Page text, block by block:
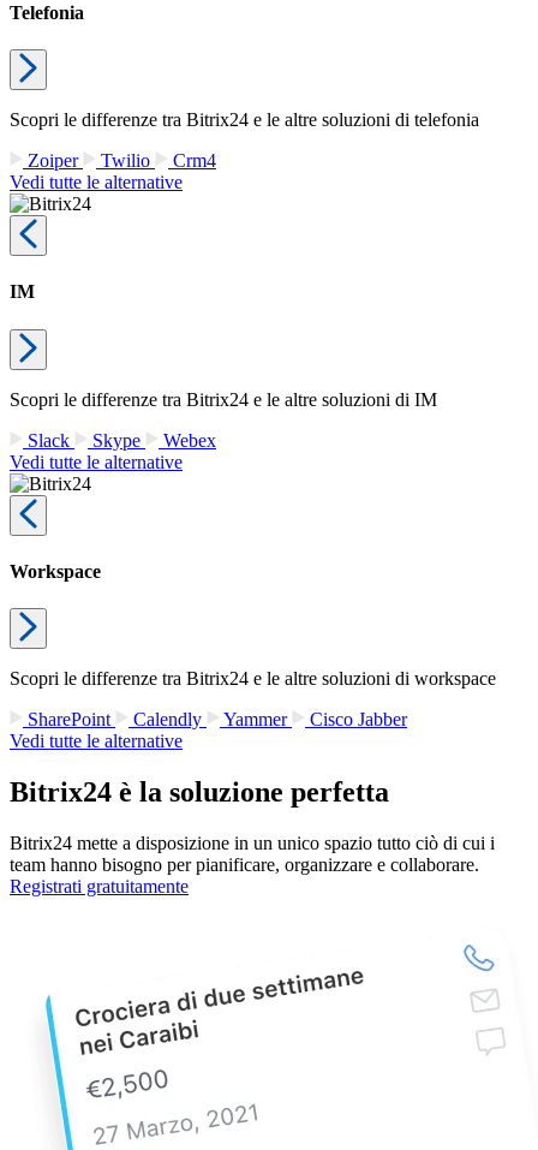
Telefonia
Scopri le differenze tra Bitrix24 e le altre soluzioni di telefonia
Zoiper
Twilio
Crm4
Vedi tutte le alternative
IM
Scopri le differenze tra Bitrix24 e le altre soluzioni di IM
Slack
Skype
Webex
Vedi tutte le alternative
Workspace
Scopri le differenze tra Bitrix24 e le altre soluzioni di workspace
SharePoint
Calendly Yammer
Cisco Jabber
Vedi tutte le alternative
Bitrix24 è la soluzione perfetta
Bitrix24 mette a disposizione in un unico spazio tutto ciò di cui i
team hanno bisogno per pianificare, organizzare e collaborare.
Registrati gratuitamente